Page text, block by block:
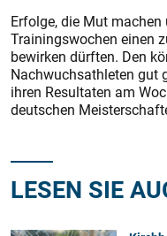
Erfolge, die Mut
Trainingswochen einen
bewirken dürften. Den
Nachwuchsathleten gut
ihren Resultaten am
deutschen
LESEN SIE